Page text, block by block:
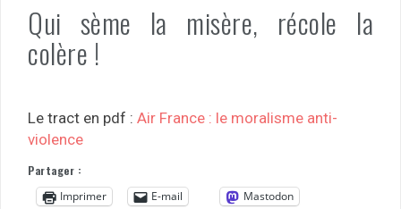
Qui sème la misère, récole la
colère !
Le tract en pdf : Air France : le moralisme anti-
violence
Partager :
Imprimer
E-mail
Mastodon